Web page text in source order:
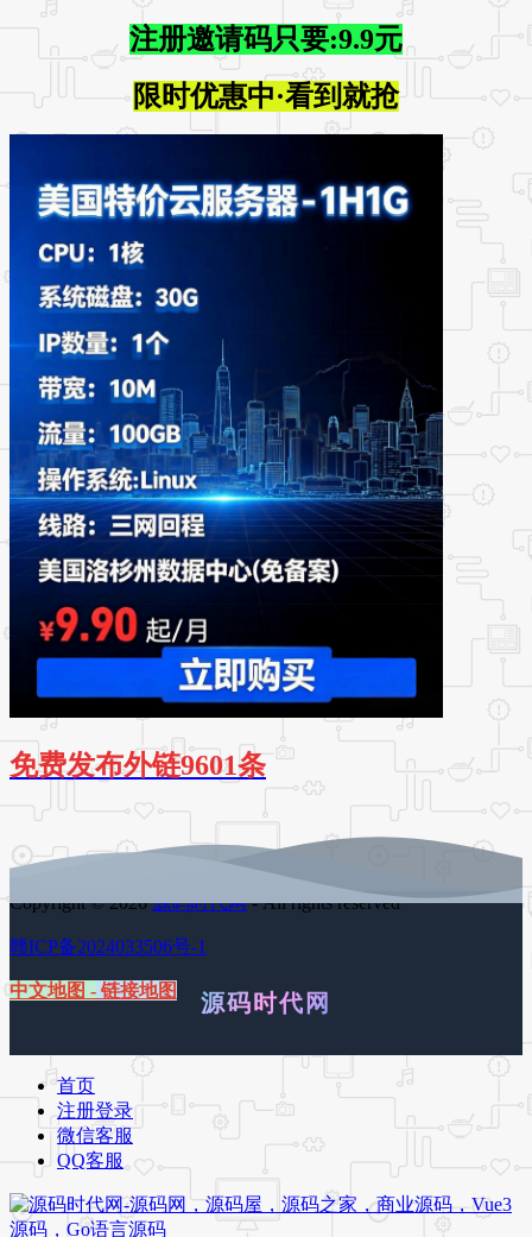
注册邀请码只要:9.9元
限时优惠中·看到就抢
免费发布外链9601条
Copyright © 2026源码时代网- All rights reserved
赣ICP备2024033506号-1
中文地图 - 链接地图 源码时代网
首页
注册登录
微信客服
QQ客服